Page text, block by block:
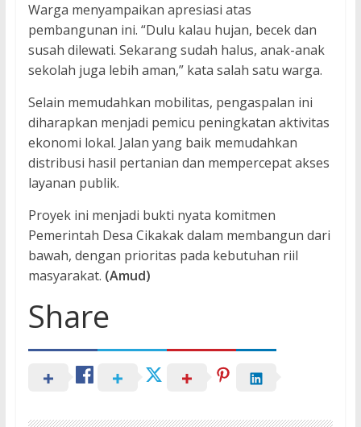
Warga menyampaikan apresiasi atas
pembangunan ini. “Dulu kalau hujan, becek dan
susah dilewati. Sekarang sudah halus, anak-anak
sekolah juga lebih aman,” kata salah satu warga.
Selain memudahkan mobilitas, pengaspalan ini
diharapkan menjadi pemicu peningkatan aktivitas
ekonomi lokal. Jalan yang baik memudahkan
distribusi hasil pertanian dan mempercepat akses
layanan publik.
Proyek ini menjadi bukti nyata komitmen
Pemerintah Desa Cikakak dalam membangun dari
bawah, dengan prioritas pada kebutuhan riil
masyarakat. (Amud)
Share